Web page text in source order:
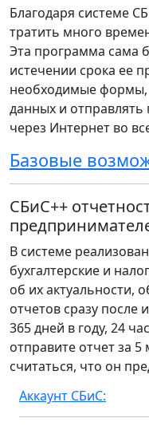
Благодаря системе
тратить много
Эта программа сама
истечении срока ее
необходимые формы,
данных и
через Интернет во
Базовые
СБиС++
В системе
бухгалтерские и
об их актуальности,
отчетов сразу после
365 дней в году, 24
отправите отчет за
считаться, что он
Аккаунт СБиС: